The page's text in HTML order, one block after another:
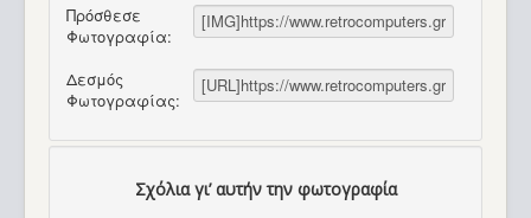
Πρόσθεσε
Φωτογραφία:
Δεσμός
Φωτογραφίας:
Σχόλια γι’ αυτήν την φωτογραφία